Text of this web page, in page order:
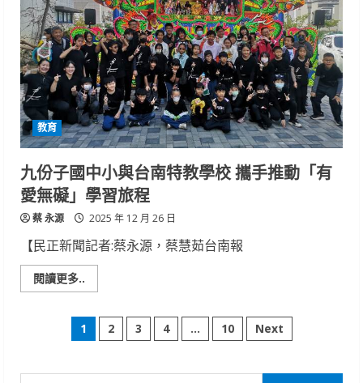
教育
九份子國中小與台南特教學校 攜手推動「有
愛無礙」學習旅程
蔡 永源 2025 年 12 月 26 日
【民正新聞記者:蔡永源，蔡慧茹台南報
閱讀更多..
more
份
子
國
文
章
1 2 3 4 ... 10 Next